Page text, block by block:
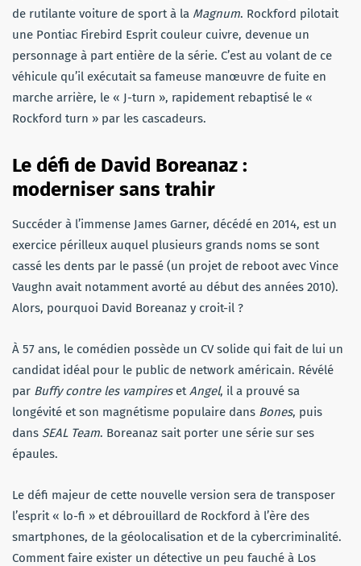
de rutilante voiture de sport à la Magnum. Rockford pilotait
une Pontiac Firebird Esprit couleur cuivre, devenue un
personnage à part entière de la série. C’est au volant de ce
véhicule qu’il exécutait sa fameuse manœuvre de fuite en
marche arrière, le « J-turn », rapidement rebaptisé le «
Rockford turn » par les cascadeurs.
Le défi de David Boreanaz :
moderniser sans trahir
Succéder à l’immense James Garner, décédé en 2014, est un
exercice périlleux auquel plusieurs grands noms se sont
cassé les dents par le passé (un projet de reboot avec Vince
Vaughn avait notamment avorté au début des années 2010).
Alors, pourquoi David Boreanaz y croit-il ?
À 57 ans, le comédien possède un CV solide qui fait de lui un
candidat idéal pour le public de network américain. Révélé
par Buffy contre les vampiresetAngel, il a prouvé sa
longévité et son magnétisme populaire dans Bones, puis
dans SEAL Team. Boreanaz sait porter une série sur ses
épaules.
Le défi majeur de cette nouvelle version sera de transposer
l’esprit « lo-fi » et débrouillard de Rockford à l’ère des
smartphones, de la géolocalisation et de la cybercriminalité.
Comment faire exister un détective un peu fauché à Los